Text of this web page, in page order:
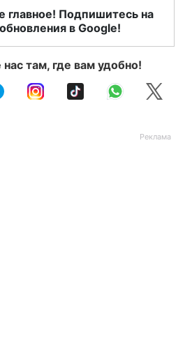
главное! Подпишитесь на
в Google!
там, где вам удобно!